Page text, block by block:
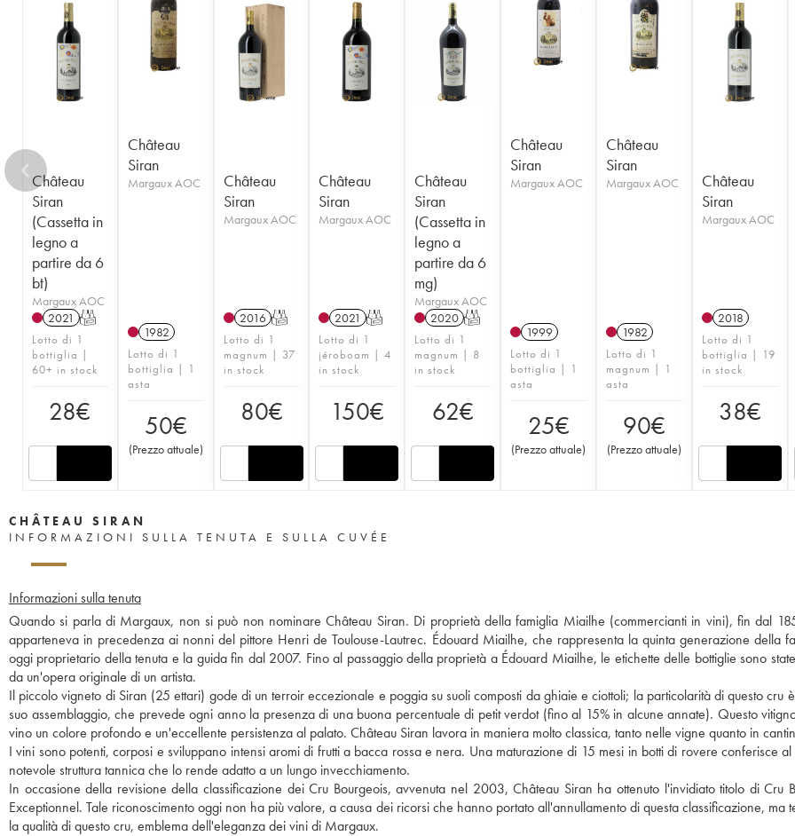
Château
Siran
(Cassetta in
legno a
partire da 6
bt)
Margaux AOC
2021 T
Lotto di 1
bottiglia |
60+ in stock
28€
Château
Siran
Margaux AOC
1982
Lotto di 1
bottiglia | 1
asta
50€
(Prezzo attuale)
Château
Siran
Margaux AOC
2016 T
Lotto di 1
magnum | 37
in stock
80€
Château
Siran
Margaux AOC
2021 T
Lotto di 1
jéroboam | 4
in stock
150€
Château
Siran
(Cassetta in
legno a
partire da 6
mg)
Margaux AOC
2020 T
Lotto di 1
magnum | 8
in stock
62€
Château
Siran
Margaux AOC
1999
Lotto di 1
bottiglia | 1
asta
25€
(Prezzo attuale)
Château
Siran
Margaux AOC
1982
Lotto di 1
magnum | 1
asta
90€
(Prezzo attuale)
Château
Siran
Margaux AOC
2018
Lotto di 1
bottiglia | 19
in stock
38€
CHÂTEAU SIRAN
INFORMAZIONI SULLA TENUTA E SULLA CUVÉE
Informazioni sulla tenuta
Quando si parla di Margaux, non si può non nominare Château Siran. Di proprietà della famiglia Miailhe (commercianti in vini), fin dal
apparteneva in precedenza ai nonni del pittore Henri de Toulouse-Lautrec. Édouard Miailhe, che rappresenta la quinta generazione della
oggi proprietario della tenuta e la guida fin dal 2007. Fino al passaggio della proprietà a Édouard Miailhe, le etichette delle bottiglie sono
da un'opera originale di un artista.
Il piccolo vigneto di Siran (25 ettari) gode di un terroir eccezionale e poggia su suoli composti da ghiaie e ciottoli; la particolarità di questo cru
suo assemblaggio, che prevede ogni anno la presenza di una buona percentuale di petit verdot (fino al 15% in alcune annate). Questo
vino un colore profondo e un'eccellente persistenza al palato. Château Siran lavora in maniera molto classica, tanto nelle vigne quanto in
I vini sono potenti, corposi e sviluppano intensi aromi di frutti a bacca rossa e nera. Una maturazione di 15 mesi in botti di rovere conferisce
notevole struttura tannica che lo rende adatto a un lungo invecchiamento.
In occasione della revisione della classificazione dei Cru Bourgeois, avvenuta nel 2003, Château Siran ha ottenuto l'invidiato titolo di Cru
Exceptionnel. Tale riconoscimento oggi non ha più valore, a causa dei ricorsi che hanno portato all'annullamento di questa classificazione, ma
la qualità di questo cru, emblema dell'eleganza dei vini di Margaux.